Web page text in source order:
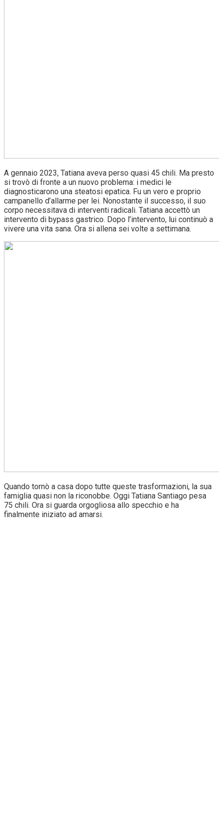
A gennaio 2023, Tatiana aveva perso quasi 45 chili. Ma presto
si trovò di fronte a un nuovo problema: i medici le
diagnosticarono una steatosi epatica. Fu un vero e proprio
campanello d’allarme per lei. Nonostante il successo, il suo
corpo necessitava di interventi radicali. Tatiana accettò un
intervento di bypass gastrico. Dopo l’intervento, lui continuò a
vivere una vita sana. Ora si allena sei volte a settimana.
Quando tornò a casa dopo tutte queste trasformazioni, la sua
famiglia quasi non la riconobbe. Oggi Tatiana Santiago pesa
75 chili. Ora si guarda orgogliosa allo specchio e ha
finalmente iniziato ad amarsi.